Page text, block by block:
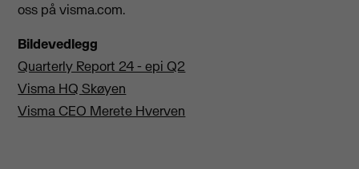
oss på visma.com.
Bildevedlegg
Quarterly Report 24 - epi Q2
Visma HQ Skøyen
Visma CEO Merete Hverven